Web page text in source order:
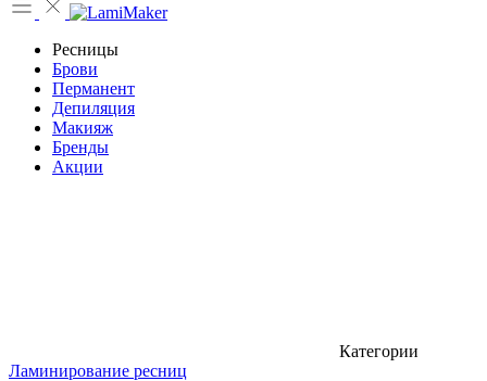
Ресницы
Брови
Перманент
Депиляция
Макияж
Бренды
Акции
Категории
Ламинирование ресниц